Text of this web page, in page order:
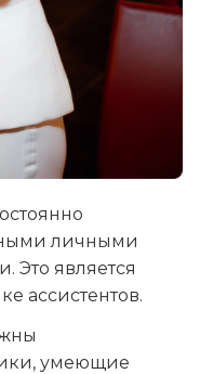
личными
Это является
ассистентов.
умеющие